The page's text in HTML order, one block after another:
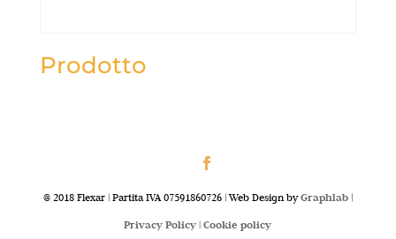
Prodotto
@ 2018 Flexar | Partita IVA 07591860726 | Web Design byGraphlab|
Privacy Policy |Cookie policy